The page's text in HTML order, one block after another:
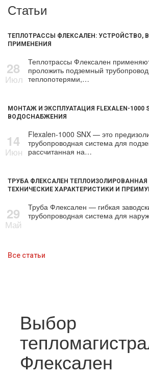
Статьи
ТЕПЛОТРАССЫ ФЛЕКСАЛЕН: УСТРОЙСТВО,
ПРИМЕНЕНИЯ
28
Июл
Теплотрассы Флексален
проложить подземный
теплопотерями,…
МОНТАЖ И ЭКСПЛУАТАЦИЯ FLEXALEN-1000
ВОДОСНАБЖЕНИЯ
14
Июн
Flexalen-1000 SNX — это
трубопроводная система для
рассчитанная на…
ТРУБА ФЛЕКСАЛЕН ТЕПЛОИЗОЛИРОВАННАЯ
ТЕХНИЧЕСКИЕ ХАРАКТЕРИСТИКИ И
29
Май
Труба Флексален — гибкая
трубопроводная система для
Все статьи
Выбор
Флексален